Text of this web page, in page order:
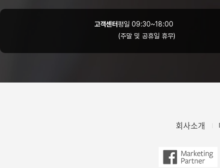
고객센터평일 09:30~18:00
(주말 및 공휴일 휴무)
회사소개